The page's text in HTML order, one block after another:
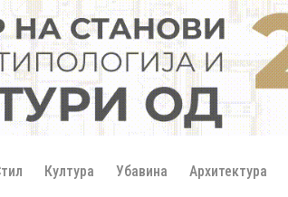
Култура Убавина Архитектура